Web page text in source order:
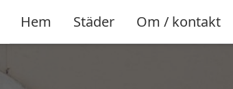
Hem Städer Om / kontakt